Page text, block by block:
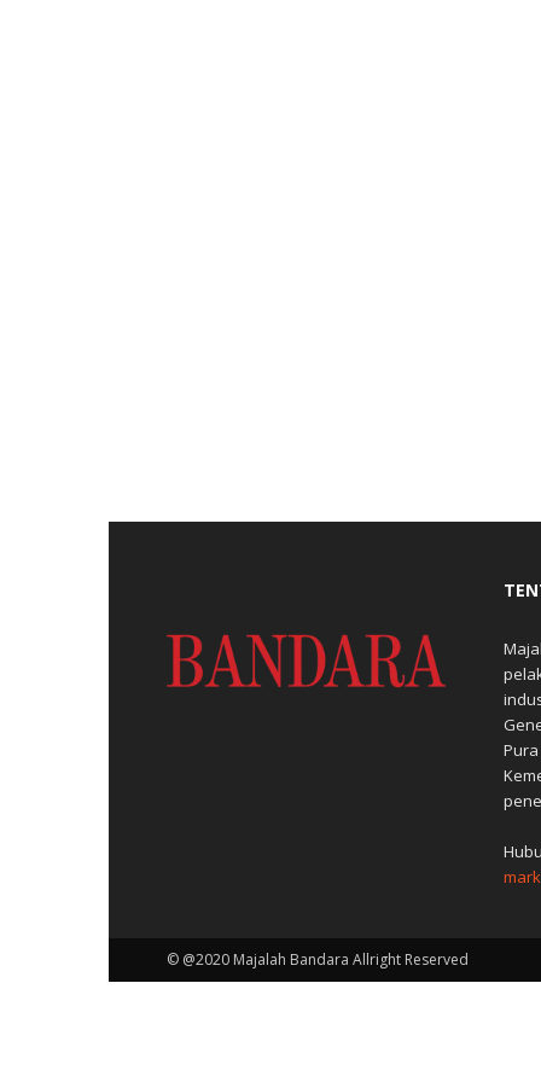
© @2020 Majalah Bandara Allright Reserved